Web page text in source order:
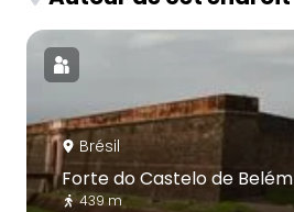
Brésil
Forte do Castelo de Belém
439 m